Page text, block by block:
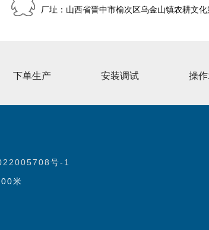
厂址：山西省晋中市榆次区乌金山镇农耕文
下单生产 安装调试 操作
号-1
米